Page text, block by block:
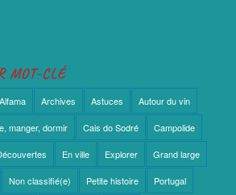
MOT-CLÉ
Alfama Archives Astuces Autour du vin
manger, dormir Cais do Sodré Campolide
En ville Explorer Grand large
Non classifié(e) Petite histoire Portugal